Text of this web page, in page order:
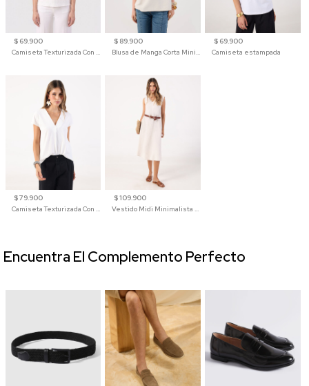
$ 69.900
Camiseta Texturizada Con Hombro Caído Para Mujer
$ 89.900
Blusa de Manga Corta Minimalista para Mujer
$ 69.900
Camiseta estampada
$ 79.900
Camiseta Texturizada Con Cuello En V Para Mujer
$ 109.900
Vestido Midi Minimalista De Silueta Amplia
Encuentra El Complemento Perfecto